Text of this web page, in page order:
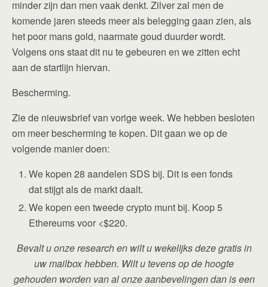
minder zijn dan men vaak denkt. Zilver zal men de
komende jaren steeds meer als belegging gaan zien, als
het poor mans gold, naarmate goud duurder wordt.
Volgens ons staat dit nu te gebeuren en we zitten echt
aan de startlijn hiervan.
Bescherming.
Zie de nieuwsbrief van vorige week. We hebben besloten
om meer bescherming te kopen. Dit gaan we op de
volgende manier doen:
We kopen 28 aandelen SDS bij. Dit is een fonds
dat stijgt als de markt daalt.
We kopen een tweede crypto munt bij. Koop 5
Ethereums voor <$220.
Bevalt u onze research en wilt u wekelijks deze gratis in
uw mailbox hebben. Wilt u tevens op de hoogte
gehouden worden van al onze aanbevelingen dan is een